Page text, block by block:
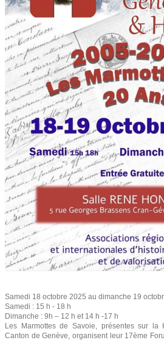
Samedi 18 octobre 2025 au dimanche 19
Samedi : 15 h - 18 h
Dimanche : 9h – 12 h et 14 h -17 h
Les Marmottes de Savoie, présentes sur la
Canton de Genève, organisent leur 17ème